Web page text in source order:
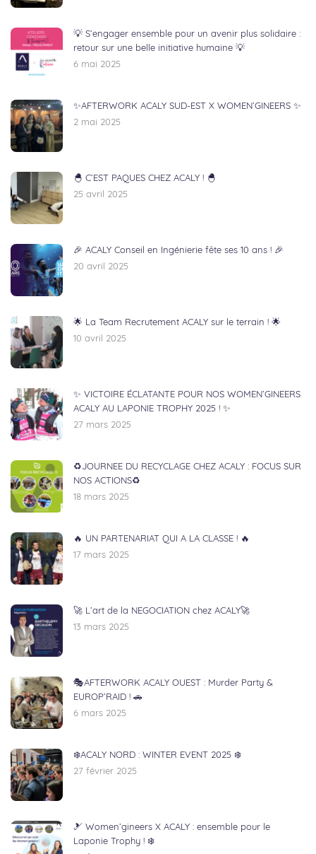
💡 S’engager ensemble pour un avenir plus solidaire :
retour sur une belle initiative humaine 💡
6 mai 2025
✨AFTERWORK ACALY SUD-EST X WOMEN’GINEERS ✨
2 mai 2025
🐣 C’EST PAQUES CHEZ ACALY ! 🐣
25 avril 2025
🎉 ACALY Conseil en Ingénierie fête ses 10 ans ! 🎉
20 avril 2025
🌟 La Team Recrutement ACALY sur le terrain ! 🌟
10 avril 2025
✨ VICTOIRE ÉCLATANTE POUR NOS WOMEN’GINEERS
ACALY AU LAPONIE TROPHY 2025 ! ✨
27 mars 2025
♻️JOURNEE DU RECYCLAGE CHEZ ACALY : FOCUS SUR
NOS ACTIONS♻️
18 mars 2025
🔥 UN PARTENARIAT QUI A LA CLASSE ! 🔥
17 mars 2025
🚀 L’art de la NEGOCIATION chez ACALY🚀
13 mars 2025
🎭AFTERWORK ACALY OUEST : Murder Party &
EUROP’RAID ! 🚗
6 mars 2025
❄️ACALY NORD : WINTER EVENT 2025 ❄️
27 février 2025
🎿 Women’gineers X ACALY : ensemble pour le
Laponie Trophy ! ❄️